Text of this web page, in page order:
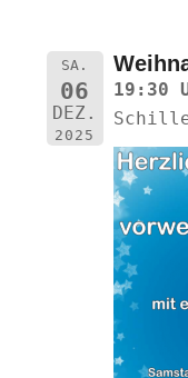
SA.
06
DEZ.
2025
19:30